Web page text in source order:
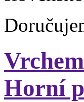
Horní